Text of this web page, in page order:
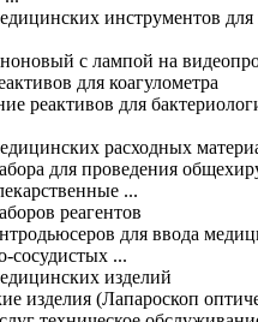
инструментов для
с лампой на
для коагулометра
реактивов для
расходных
для проведения
...
реагентов
для ввода
сосудистых ...
изделий
изделия (Лапароскоп